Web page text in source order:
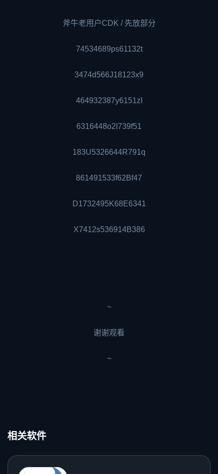
斧牛老用户CDK / 先放部分
74534689ps61132t
3474d566J18123x9
464932387y6151zI
6316448o2I739f51
183U5326644R791q
861491533f62Bf47
D1732495K68E6341
X7412s536914B386
~
谢谢观看
~
相关软件